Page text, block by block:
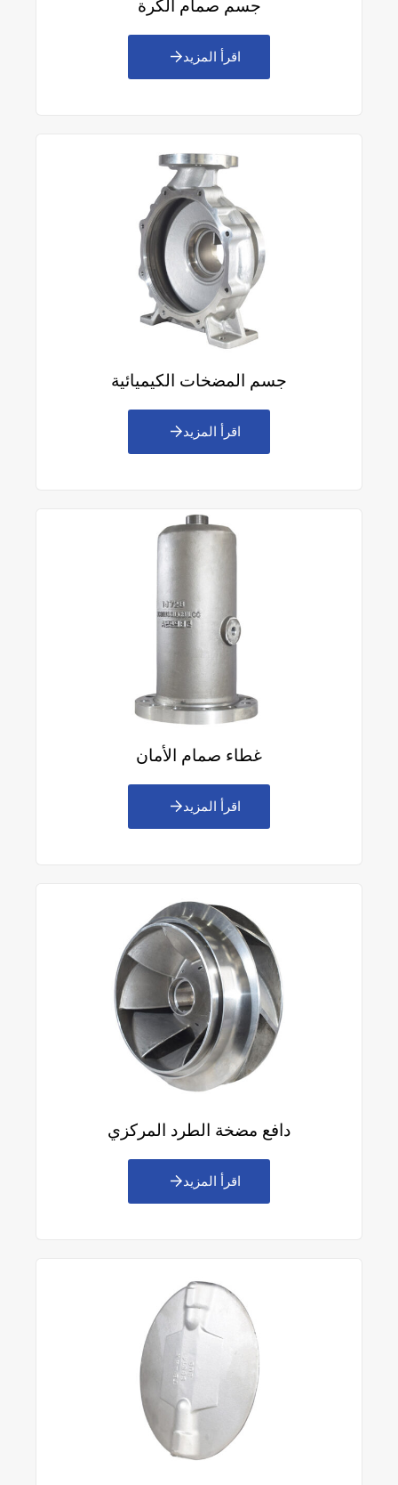
جسم صمام الكرة
اقرأ المزيد
جسم المضخات الكيميائية
اقرأ المزيد
غطاء صمام الأمان
اقرأ المزيد
دافع مضخة الطرد المركزي
اقرأ المزيد